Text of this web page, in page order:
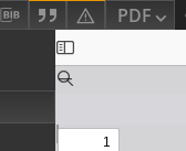
PDF